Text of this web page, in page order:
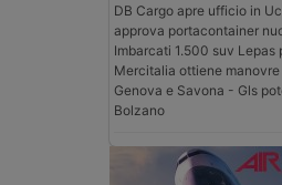
DB Cargo apre ufficio in
approva portacontainer
Imbarcati 1.500 suv Lepas
Mercitalia ottiene
Genova e Savona - Gls
Bolzano